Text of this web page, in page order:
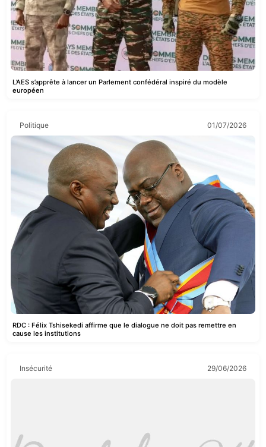
L’AES s’apprête à lancer un Parlement confédéral inspiré du modèle
européen
Politique 01/07/2026
RDC : Félix Tshisekedi affirme que le dialogue ne doit pas remettre en
cause les institutions
Insécurité 29/06/2026